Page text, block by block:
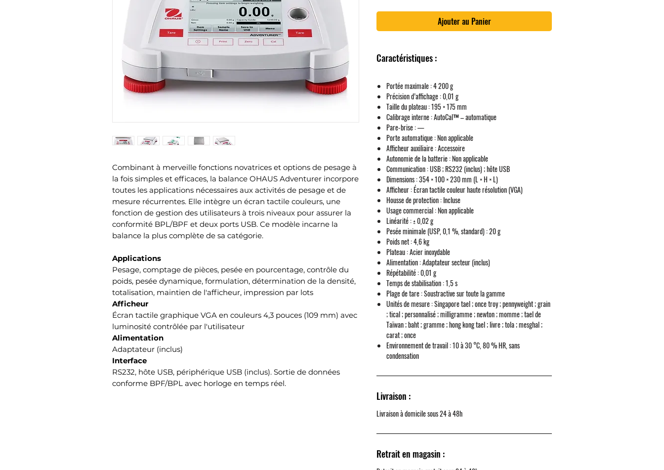
Combinant à merveille fonctions novatrices et options de pesage à
la fois simples et efficaces, la balance OHAUS Adventurer incorpore
toutes les applications nécessaires aux activités de pesage et de
mesure récurrentes. Elle intègre un écran tactile couleurs, une
fonction de gestion des utilisateurs à trois niveaux pour assurer la
conformité BPL/BPF et deux ports USB. Ce modèle incarne la
balance la plus complète de sa catégorie.
Applications
Pesage, comptage de pièces, pesée en pourcentage, contrôle du
poids, pesée dynamique, formulation, détermination de la densité,
totalisation, maintien de l'afficheur, impression par lots
Afficheur
Écran tactile graphique VGA en couleurs 4,3 pouces (109 mm) avec
luminosité contrôlée par l'utilisateur
Alimentation
Adaptateur (inclus)
Interface
RS232, hôte USB, périphérique USB (inclus). Sortie de données
conforme BPF/BPL avec horloge en temps réel.
Ajouter au Panier
Caractéristiques :
Portée maximale :4 200 g
Précision d’affichage :0,01 g
Taille du plateau :195 × 175 mm
Calibrage interne :AutoCal™ – automatique
Pare-brise :—
Porte automatique :Non applicable
Afficheur auxiliaire :Accessoire
Autonomie de la batterie :Non applicable
Communication :USB ; RS232 (inclus) ; hôte USB
Dimensions :354 × 100 × 230 mm (L × H × L)
Afficheur :Écran tactile couleur haute résolution (VGA)
Housse de protection :Incluse
Usage commercial :Non applicable
Linéarité :± 0,02 g
Pesée minimale (USP, 0,1 %, standard) :20 g
Poids net :4,6 kg
Plateau :Acier inoxydable
Alimentation :Adaptateur secteur (inclus)
Répétabilité :0,01 g
Temps de stabilisation :1,5 s
Plage de tare :Soustractive sur toute la gamme
Unités de mesure :Singapore tael ; once troy ; pennyweight ; grain
; tical ; personnalisé ; milligramme ; newton ; momme ; tael de
Taïwan ; baht ; gramme ; hong kong tael ; livre ; tola ; mesghal ;
carat ; once
Environnement de travail :10 à 30 °C, 80 % HR, sans
condensation
Livraison :
Livraison à domicile sous 24 à 48h
Retrait en magasin :